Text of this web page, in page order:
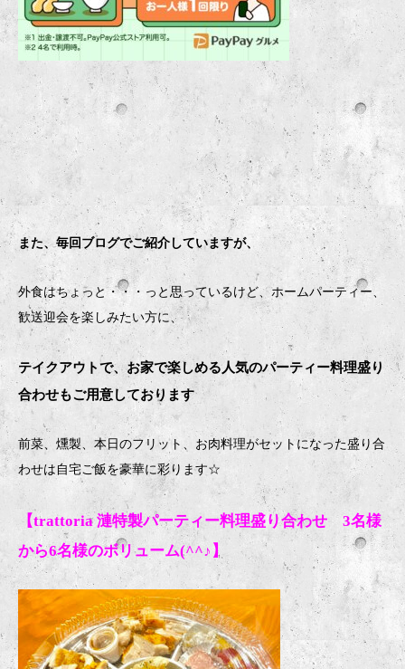
また、毎回ブログでご紹介していますが、
外食はちょっと・・・っと思っているけど、ホームパーティー、
歓送迎会を楽しみたい方に、
テイクアウトで、お家で楽しめる人気のパーティー料理盛り
合わせもご用意しております
前菜、燻製、本日のフリット、お肉料理がセットになった盛り合
わせは自宅ご飯を豪華に彩ります☆
【trattoria 漣特製パーティー料理盛り合わせ 3名様
から6名様のボリューム(^^♪】